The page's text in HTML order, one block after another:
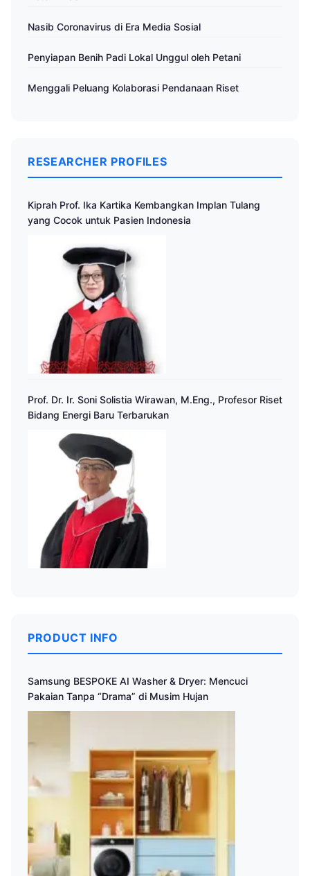
Nasib Coronavirus di Era Media Sosial
Penyiapan Benih Padi Lokal Unggul oleh Petani
Menggali Peluang Kolaborasi Pendanaan Riset
RESEARCHER PROFILES
Kiprah Prof. Ika Kartika Kembangkan Implan Tulang
yang Cocok untuk Pasien Indonesia
Prof. Dr. Ir. Soni Solistia Wirawan, M.Eng., Profesor Riset
Bidang Energi Baru Terbarukan
PRODUCT INFO
Samsung BESPOKE AI Washer & Dryer: Mencuci
Pakaian Tanpa “Drama” di Musim Hujan